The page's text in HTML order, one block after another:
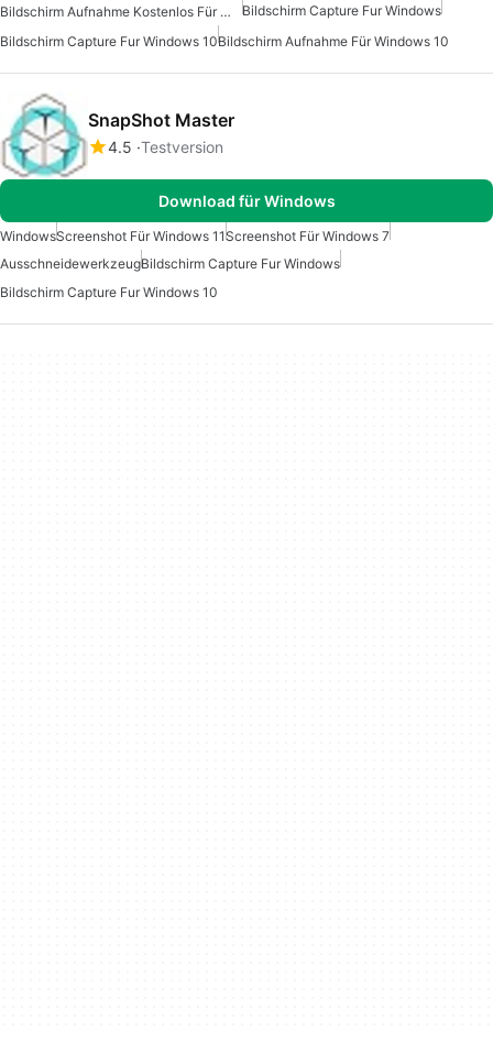
Bildschirm Aufnahme Kostenlos Für Windows 10
Bildschirm Capture Fur Windows
Bildschirm Capture Fur Windows 10Bildschirm Aufnahme Für Windows 10
SnapShot Master
4.5 Testversion
Download für Windows
WindowsScreenshot Für Windows 11 Screenshot Für Windows 7
AusschneidewerkzeugBildschirm Capture Fur Windows
Bildschirm Capture Fur Windows 10